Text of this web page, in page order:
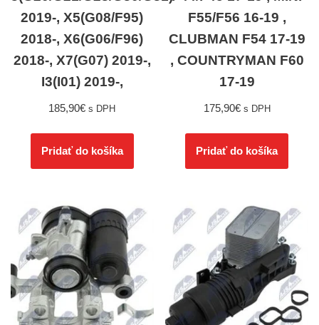
2019-, X5(G08/F95)
2018-, X6(G06/F96)
2018-, X7(G07) 2019-,
I3(I01) 2019-,
185,90€ s DPH
Pridať do košíka
F55/F56 16-19 ,
CLUBMAN F54 17-19
, COUNTRYMAN F60
17-19
175,90€ s DPH
Pridať do košíka